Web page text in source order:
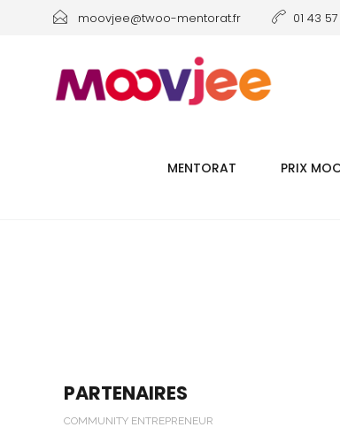
moovjee@twoo-mentorat.fr 01 43
MENTORAT PRIX
PARTENAIRES
COMMUNITY ENTREPRENEUR